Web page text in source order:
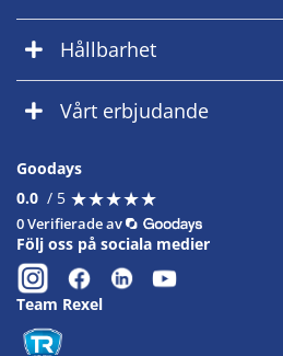
Hållbarhet
Vårt erbjudande
Goodays
0.0 / 5 ★★★★★
★★★★★
0 Verifierade av
Följ oss på sociala medier
Team Rexel